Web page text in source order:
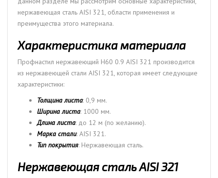
нержавеющая сталь AISI 321, области применения и
преимущества этого материала.
Характеристика материала
Профнастил нержавеющий Н60 0.9 AISI 321 производится
из нержавеющей стали AISI 321, которая имеет следующие
характеристики:
Толщина листа: 0,9 мм.
Ширина листа: 1000 мм.
Длина листа: до 12 м (по желанию).
Марка стали: AISI 321.
Тип покрытия: Нержавеющая сталь.
Нержавеющая сталь AISI 321